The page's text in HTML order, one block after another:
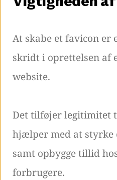
At skabe et favicon er
skridt i oprettelsen af
website.
Det tilføjer legitimitet
hjælper med at
samt opbygge tillid
forbrugere.